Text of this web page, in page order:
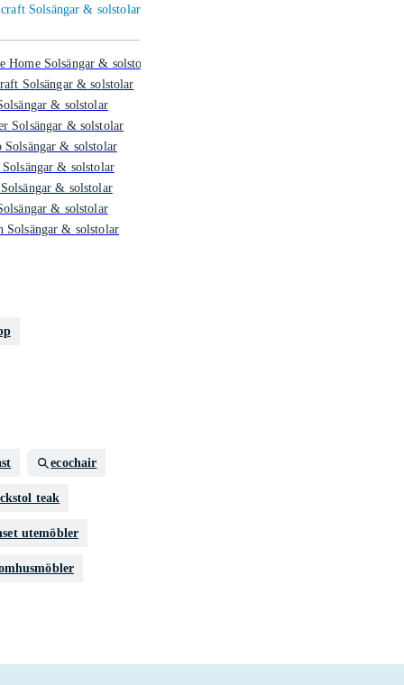
Solsängar & solstolar
Home Solsängar & solstolar
Solsängar & solstolar
& solstolar
Solsängar & solstolar
Solsängar & solstolar
& solstolar
& solstolar
& solstolar
Solsängar & solstolar
ecochair
teak
utemöbler